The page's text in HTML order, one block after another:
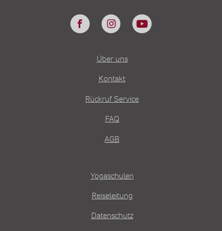
Über uns
Kontakt
Rückruf Service
FAQ
AGB
Yogaschulen
Reiseleitung
Datenschutz